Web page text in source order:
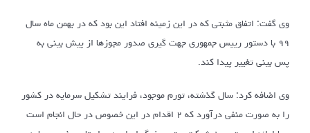
وی گفت: اتفاق مثبتی که در این زمینه افتاد این بود که در بهمن ماه سال
۹۹ با دستور رییس جمهوری جهت گیری صدور مجوزها از پیش بینی به
پس بینی تغییر پیدا کند.
وی اضافه کرد: سال گذشته، تورم موجود، فرایند تشکیل سرمایه در کشور
را به صورت منفی درآورد که ۲ اقدام در این خصوص در حال انجام است